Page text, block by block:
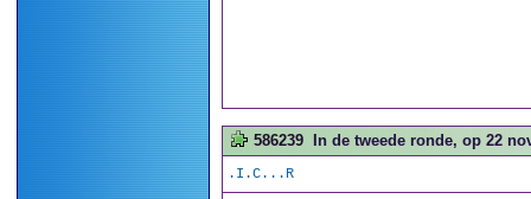
586239 In de tweede ronde, op 22
.I.C...R